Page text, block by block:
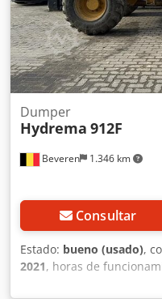
Beveren 1.346 km
Dumper
Hydrema 912F
Consultar
Estado: bueno (usado),
2021, horas de
motor de combustión